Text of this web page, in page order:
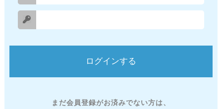
まだ会員登録がお済みでない方は、